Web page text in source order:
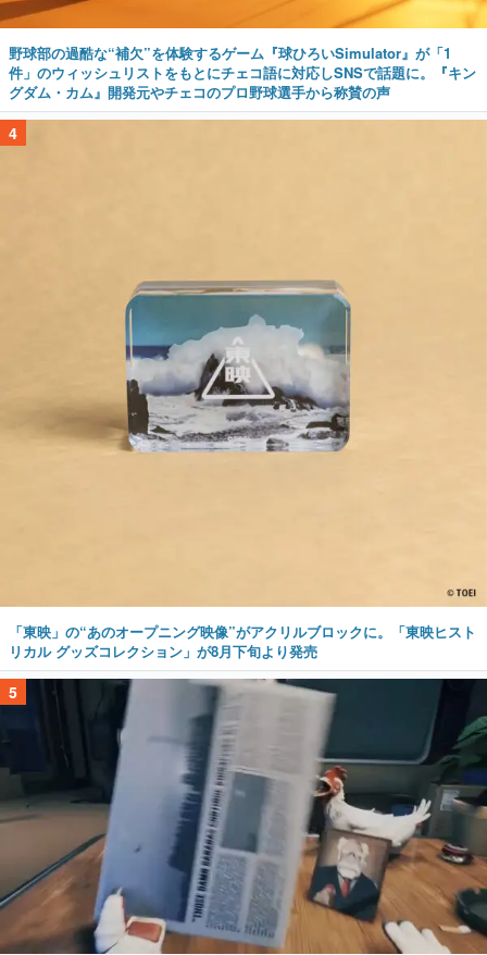
野球部の過酷な“補欠”を体験するゲーム『球ひろいSimulator』が「1
件」のウィッシュリストをもとにチェコ語に対応しSNSで話題に。『キン
グダム・カム』開発元やチェコのプロ野球選手から称賛の声
4
「東映」の“あのオープニング映像”がアクリルブロックに。「東映ヒスト
リカル グッズコレクション」が8月下旬より発売
5